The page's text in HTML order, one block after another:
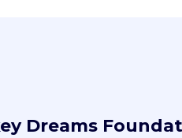
Dreams